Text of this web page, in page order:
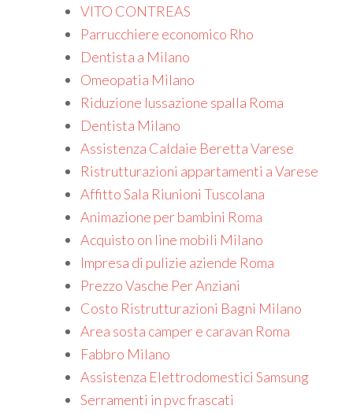
VITO CONTREAS
Parrucchiere economico Rho
Dentista a Milano
Omeopatia Milano
Riduzione lussazione spalla Roma
Dentista Milano
Assistenza Caldaie Beretta Varese
Ristrutturazioni appartamenti a Varese
Affitto Sala Riunioni Tuscolana
Animazione per bambini Roma
Acquisto on line mobili Milano
Impresa di pulizie aziende Roma
Prezzo Vasche Per Anziani
Costo Ristrutturazioni Bagni Milano
Area sosta camper e caravan Roma
Fabbro Milano
Assistenza Elettrodomestici Samsung
Serramenti in pvc frascati